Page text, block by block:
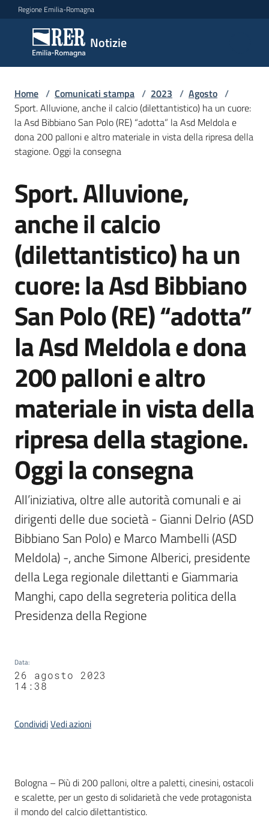
Vai al contenuto
Vai alla navigazione
Vai al footer
Regione Emilia-Romagna
Notizie
Notizie
Comunicati
stampa
Menu selezionato
Cerca
un
Risorse
Agenzia
di
informazione
e
comunicazione
Seguici
su
Home / Comunicati stampa / 2023 / Agosto /
Sport. Alluvione, anche il calcio (dilettantistico) ha un cuore:
la Asd Bibbiano San Polo (RE) “adotta” la Asd Meldola e
dona 200 palloni e altro materiale in vista della ripresa della
stagione. Oggi la consegna
Salta al contenuto
Sport. Alluvione,
anche il calcio
(dilettantistico) ha un
cuore: la Asd Bibbiano
San Polo (RE) “adotta”
la Asd Meldola e dona
200 palloni e altro
materiale in vista della
ripresa della stagione.
Oggi la consegna
All’iniziativa, oltre alle autorità comunali e ai
dirigenti delle due società - Gianni Delrio (ASD
Bibbiano San Polo) e Marco Mambelli (ASD
Meldola) -, anche Simone Alberici, presidente
della Lega regionale dilettanti e Giammaria
Manghi, capo della segreteria politica della
Presidenza della Regione
Data:
26 agosto 2023
14:38
CondividiVedi azioni
Contenuto
Bologna – Più di 200 palloni, oltre a paletti, cinesini, ostacoli
e scalette, per un gesto di solidarietà che vede protagonista
il mondo del calcio dilettantistico.